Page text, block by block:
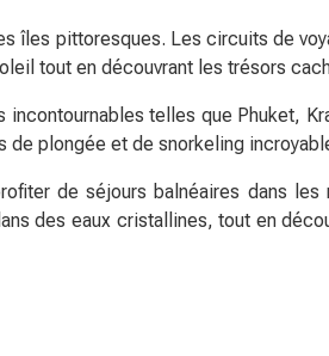
îles pittoresques. Les circuits de
tout en découvrant les trésors
telles que Phuket,
de plongée et de snorkeling
de séjours balnéaires dans
des eaux cristallines, tout en